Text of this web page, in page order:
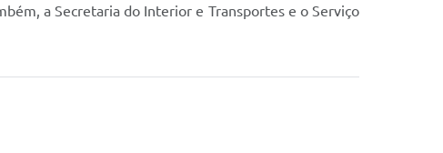
a Secretaria do Interior e Transportes e o Serviço